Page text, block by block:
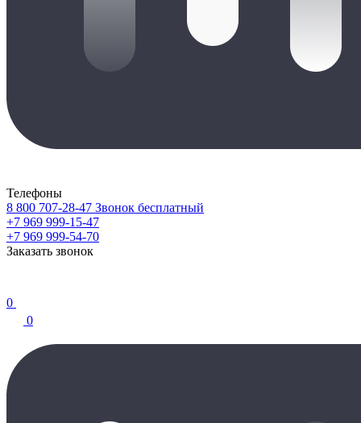
Телефоны
8 800 707-28-47 Звонок бесплатный
+7 969 999-15-47
+7 969 999-54-70
Заказать звонок
0
0